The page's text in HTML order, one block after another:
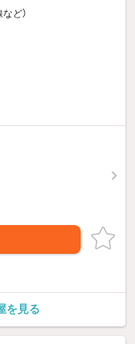
など）
を見る